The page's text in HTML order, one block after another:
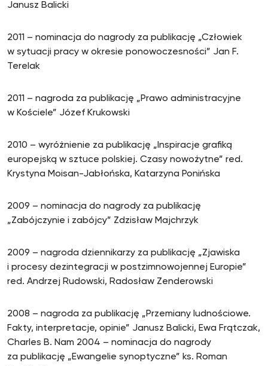
Janusz Balicki
2011 – nominacja do nagrody za publikację „Człowiek
w sytuacji pracy w okresie ponowoczesności” Jan F.
Terelak
2011 – nagroda za publikację „Prawo administracyjne
w Kościele” Józef Krukowski
2010 – wyróżnienie za publikację „Inspiracje grafiką
europejską w sztuce polskiej. Czasy nowożytne” red.
Krystyna Moisan-Jabłońska, Katarzyna Ponińska
2009 – nominacja do nagrody za publikację
„Zabójczynie i zabójcy” Zdzisław Majchrzyk
2009 – nagroda dziennikarzy za publikację „Zjawiska
i procesy dezintegracji w postzimnowojennej Europie”
red. Andrzej Rudowski, Radosław Zenderowski
2008 – nagroda za publikację „Przemiany ludnościowe.
Fakty, interpretacje, opinie” Janusz Balicki, Ewa Frątczak,
Charles B. Nam 2004 – nominacja do nagrody
za publikację „Ewangelie synoptyczne” ks. Roman